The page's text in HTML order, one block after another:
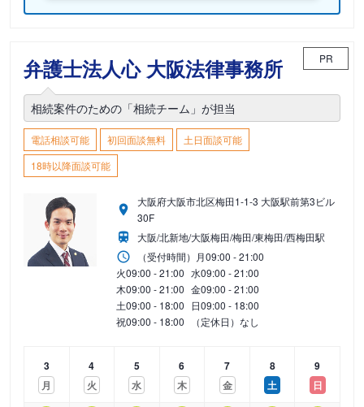
弁護士法人心 大阪法律事務所 PR
相続案件のための「相続チーム」が担当
電話相談可能 初回面談無料
土日面談可能
18時以降面談可能
大阪府大阪市北区梅田1-1-3 大阪駅前第3ビル
30F
大阪/北新地/大阪梅田/梅田/東梅田/西梅田駅
（受付時間） 月09:00 - 21:00
火09:00 - 21:00 水09:00 - 21:00
木09:00 - 21:00 金09:00 - 21:00
土09:00 - 18:00 日09:00 - 18:00
祝09:00 - 18:00 （定休日）なし
3
月
4
火
5
水
6
木
7
金
8
土
9
日